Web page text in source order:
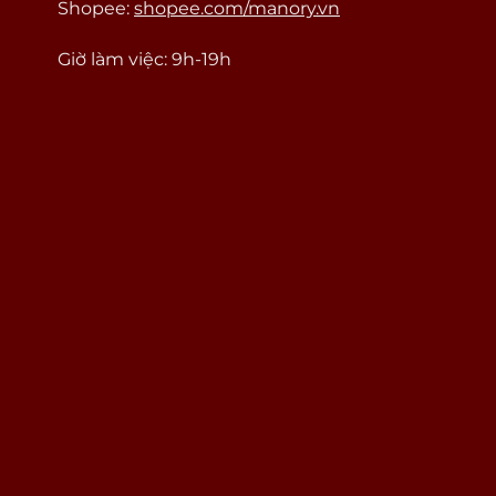
Shopee: shopee.com/manory.vn
Giờ làm việc: 9h-19h